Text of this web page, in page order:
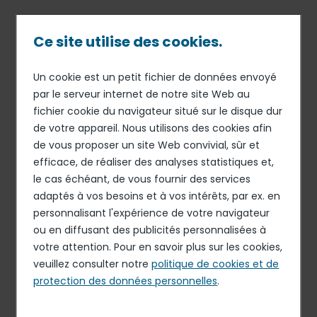
principal
Fil
d'Ariane
08 AOÛ 17
INFORMATION MENSUELLE RELATIVE AU NOMBRE
TOTAL DE DROITS DE VOTE ET D’ACTIONS
Information mensuelle
relative au nombre total de
droits de vote et d’actions
composant le capital au 31
juillet 2017
Télécharger le document
PDF - 57.4 Ko
Ce site utilise des cookies.
Un cookie est un petit fichier de données envoyé
par le serveur internet de notre site Web au
fichier cookie du navigateur situé sur le disque dur
de votre appareil. Nous utilisons des cookies afin
de vous proposer un site Web convivial, sûr et
efficace, de réaliser des analyses statistiques et,
le cas échéant, de vous fournir des services
adaptés à vos besoins et à vos intérêts, par ex. en
personnalisant l'expérience de votre navigateur
ou en diffusant des publicités personnalisées à
votre attention. Pour en savoir plus sur les cookies,
veuillez consulter notrepolitique de cookies et de
protection des données personnelles.